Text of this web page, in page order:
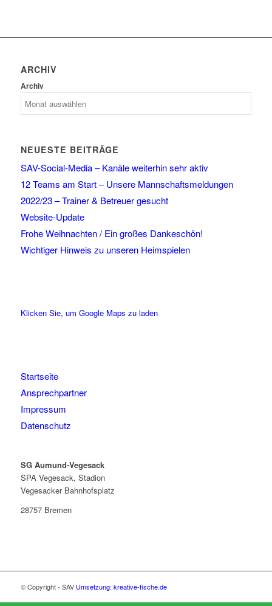
ARCHIV
Archiv
NEUESTE BEITRÄGE
SAV-Social-Media – Kanäle weiterhin sehr aktiv
12 Teams am Start – Unsere Mannschaftsmeldungen
2022/23 – Trainer & Betreuer gesucht
Website-Update
Frohe Weihnachten / Ein großes Dankeschön!
Wichtiger Hinweis zu unseren Heimspielen
Klicken Sie, um Google Maps zu laden
Startseite
Ansprechpartner
Impressum
Datenschutz
SG Aumund-Vegesack
SPA Vegesack, Stadion
Vegesacker Bahnhofsplatz
28757 Bremen
© Copyright - SAV Umsetzung: kreative-fische.de